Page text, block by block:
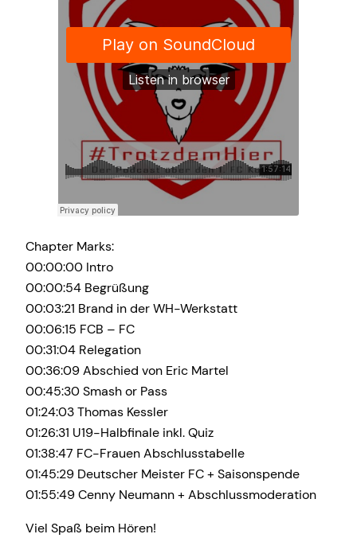
Chapter Marks:
00:00:00 Intro
00:00:54 Begrüßung
00:03:21 Brand in der WH-Werkstatt
00:06:15 FCB – FC
00:31:04 Relegation
00:36:09 Abschied von Eric Martel
00:45:30 Smash or Pass
01:24:03 Thomas Kessler
01:26:31 U19-Halbfinale inkl. Quiz
01:38:47 FC-Frauen Abschlusstabelle
01:45:29 Deutscher Meister FC + Saisonspende
01:55:49 Cenny Neumann + Abschlussmoderation
Viel Spaß beim Hören!